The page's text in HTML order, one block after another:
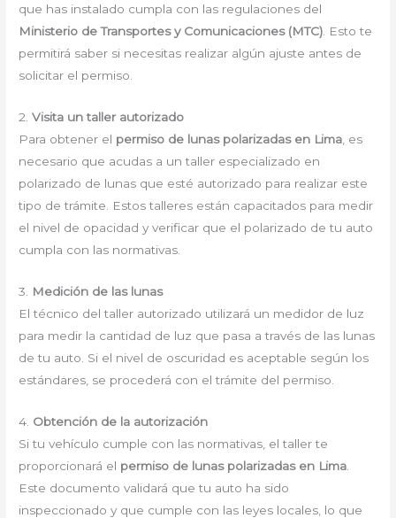
que has instalado cumpla con las regulaciones del
Ministerio de Transportes y Comunicaciones (MTC). Esto te
permitirá saber si necesitas realizar algún ajuste antes de
solicitar el permiso.
2.Visita un taller autorizado
Para obtener el permiso de lunas polarizadas en Lima , es
necesario que acudas a un taller especializado en
polarizado de lunas que esté autorizado para realizar este
tipo de trámite. Estos talleres están capacitados para medir
el nivel de opacidad y verificar que el polarizado de tu auto
cumpla con las normativas.
3.
Medición de las lunas
El técnico del taller autorizado utilizará un medidor de luz
para medir la cantidad de luz que pasa a través de las lunas
de tu auto. Si el nivel de oscuridad es aceptable según los
estándares, se procederá con el trámite del permiso.
4. Obtención de la autorización
Si tu vehículo cumple con las normativas, el taller te
proporcionará el permiso de lunas polarizadas en Lima
Este documento validará que tu auto ha sido
inspeccionado y que cumple con las leyes locales, lo que